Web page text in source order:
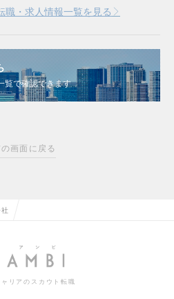
職・求人情報一覧を見る
覧で確認できます
画面に戻る
リアのスカウト転職